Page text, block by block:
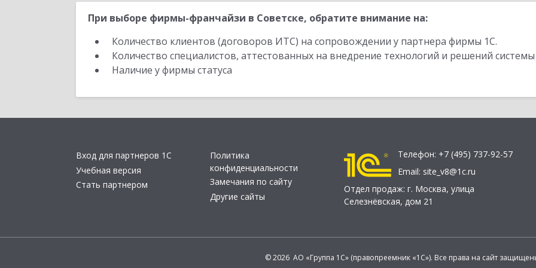
При выборе фирмы-франчайзи в Советске, обратите внимание на:
Количество клиентов (договоров ИТС) на сопровождении у партнера фирмы 1С.
Количество специалистов, аттестованных на внедрение технологий и решений
Наличие у фирмы статуса
Вход для партнеров 1С
Учебная версия
Стать партнером
Политика
конфиденциальности
Замечания по сайту
Другие сайты
Телефон: +7 (495) 737-92-57
Email: site_v8@1c.ru
Отдел продаж: г. Москва, улица
Селезнёвская, дом 21
© 2026 АО «Группа 1С» (правопреемник «1С»). Все права на сайт